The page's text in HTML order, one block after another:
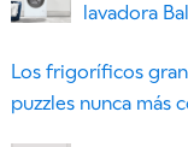
lavadora
Los frigoríficos
puzzles nunca más